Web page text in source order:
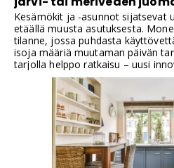
Kesämökit ja -asunnot sijatsevat
etäällä muusta asutuksesta.
tilanne, jossa puhdasta
isoja määriä muutaman päivän
tarjolla helppo ratkaisu – uusi
vedenpuhdistuslaite tuottaa
järvestä tai merestä.